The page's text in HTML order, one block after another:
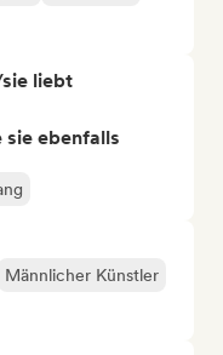
liebt
ebenfalls
Männlicher Künstler